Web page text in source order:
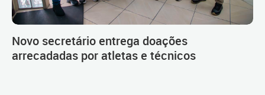
Novo secretário entrega doações
arrecadadas por atletas e técnicos